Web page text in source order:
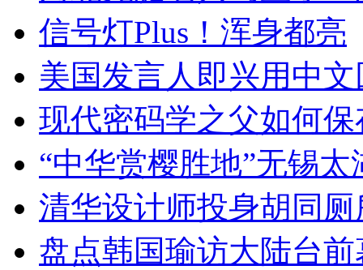
信号灯Plus！浑身都亮
美国发言人即兴用中
现代密码学之父如何
“中华赏樱胜地”无锡
清华设计师投身胡同
盘点韩国瑜访大陆台